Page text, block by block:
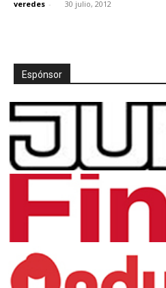
veredes - 30 julio, 2012
Espónsor